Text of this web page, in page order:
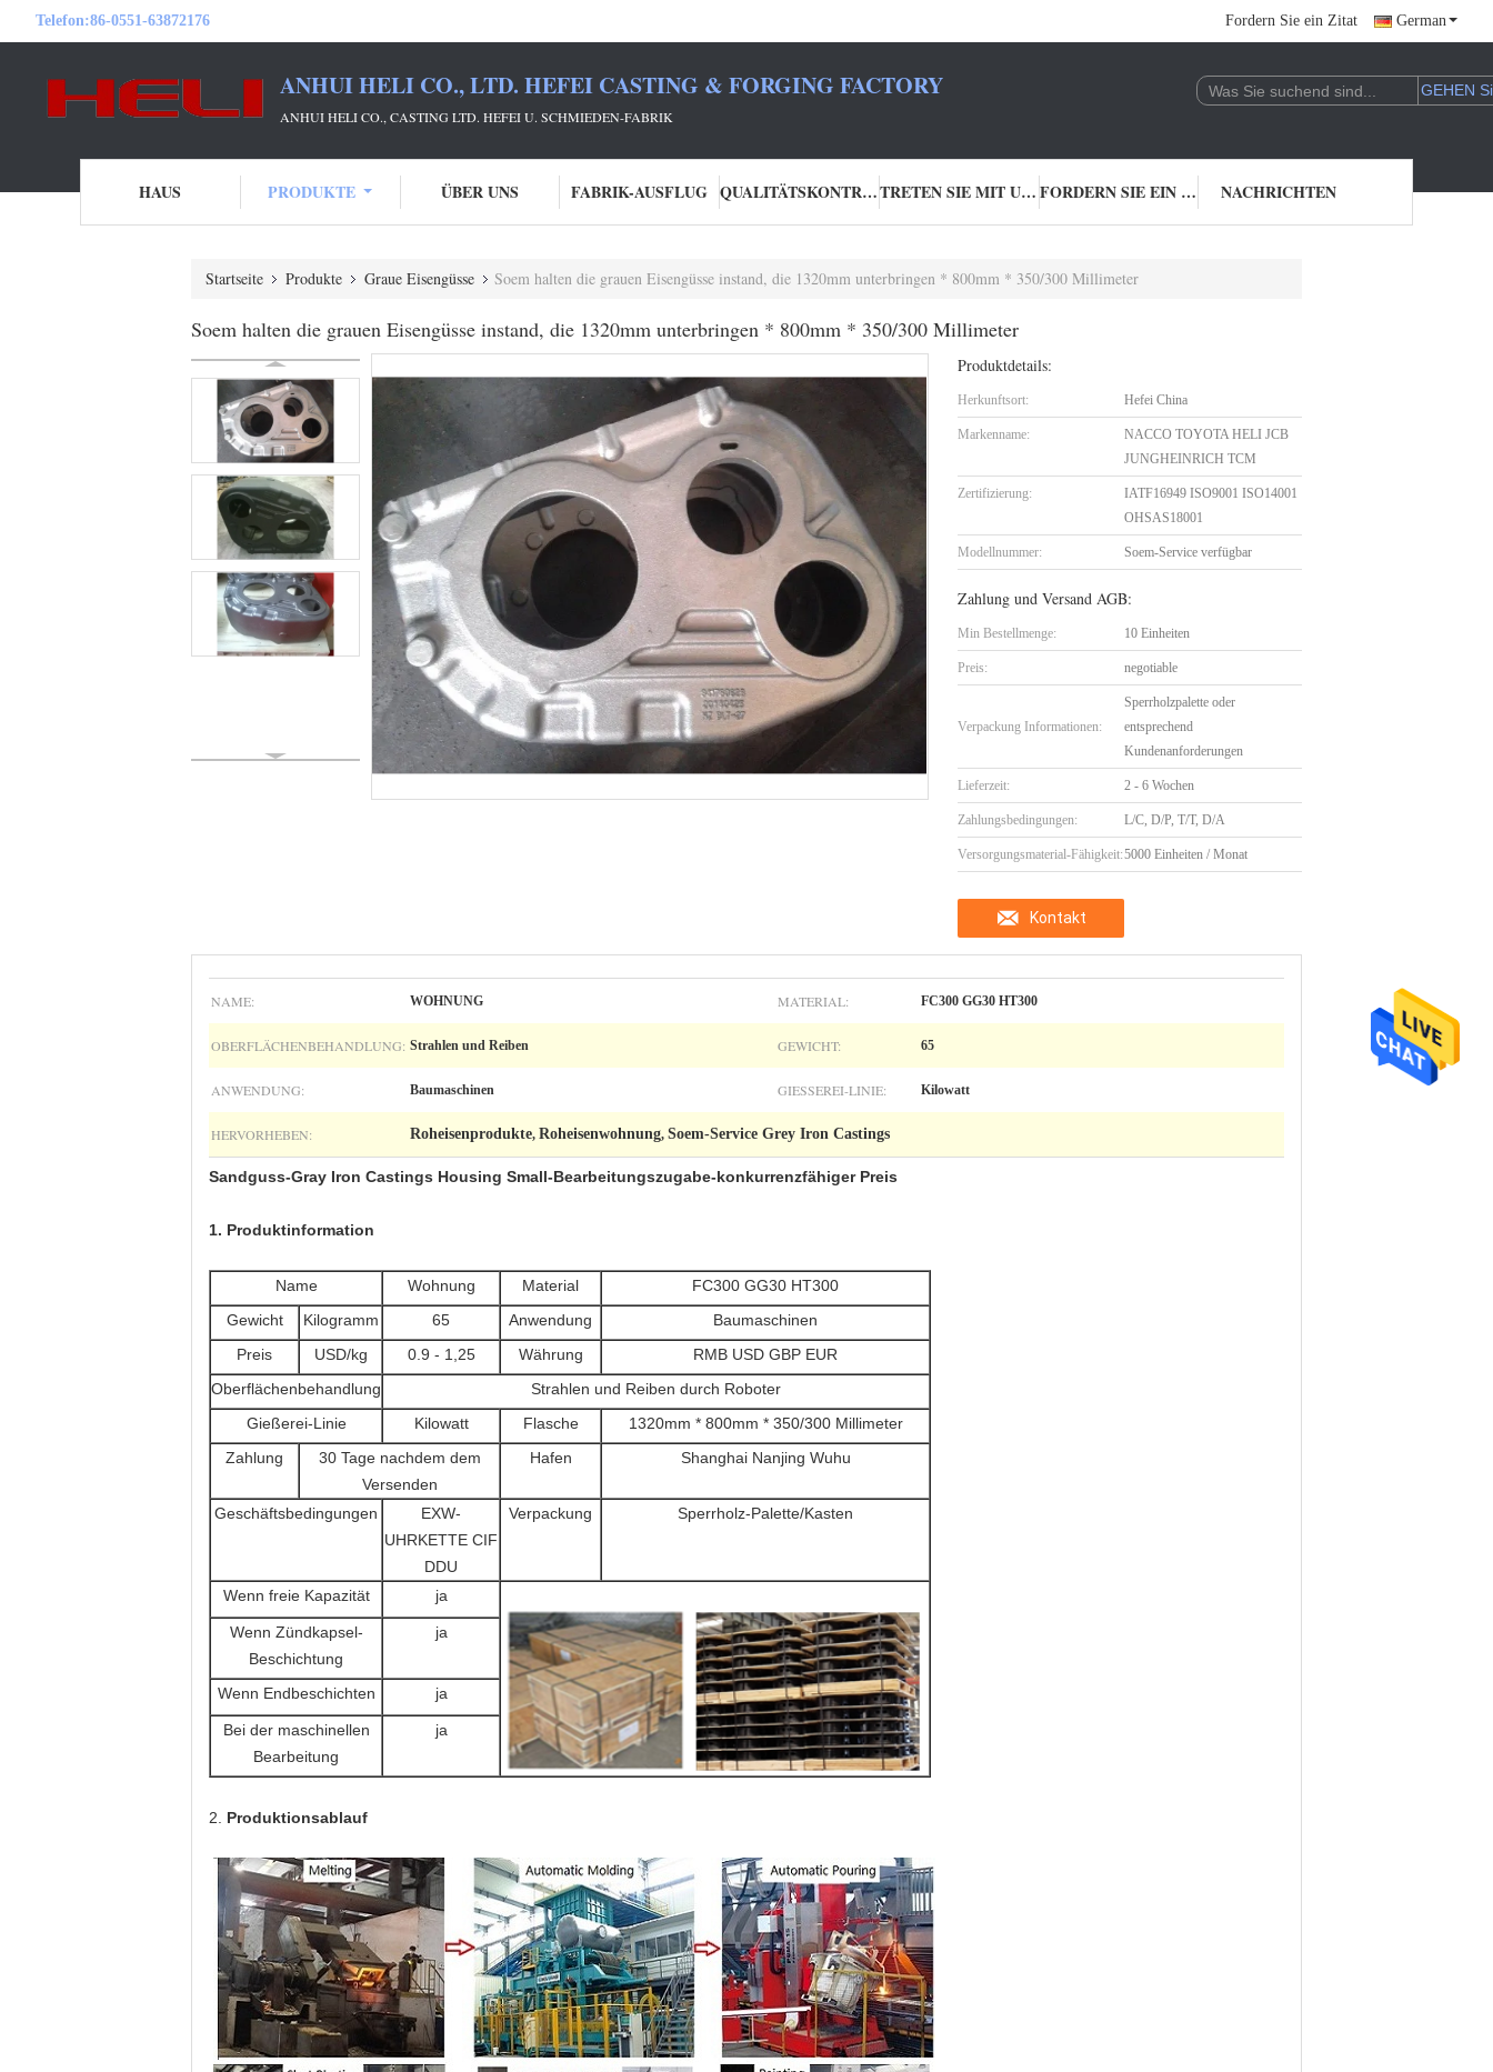
Telefon:86-0551-63872176 Fordern Sie ein Zitat German
ANHUI HELI CO., LTD. HEFEI CASTING & FORGING FACTORY
ANHUI HELI CO., CASTING LTD. HEFEI U. SCHMIEDEN-FABRIK
HAUS PRODUKTE ÜBER UNS FABRIK-AUSFLUG QUALITÄTSKONTROLLE TRETEN SIE MIT UNS IN VERBINDUNG FORDERN SIE EIN ZITAT NACHRICHTEN
Startseite Produkte Graue Eisengüsse Soem halten die grauen Eisengüsse instand, die 1320mm unterbringen * 800mm * 350/300 Millimeter
Soem halten die grauen Eisengüsse instand, die 1320mm unterbringen * 800mm * 350/300 Millimeter
Produktdetails:
Herkunftsort: Hefei China
Markenname:
NACCO TOYOTA HELI JCB
JUNGHEINRICH TCM
Zertifizierung:
IATF16949 ISO9001 ISO14001
OHSAS18001
Modellnummer: Soem-Service verfügbar
Zahlung und Versand AGB:
Min Bestellmenge: 10 Einheiten
Preis: negotiable
Verpackung Informationen:
Sperrholzpalette oder
entsprechend
Kundenanforderungen
Lieferzeit: 2 - 6 Wochen
Zahlungsbedingungen: L/C, D/P, T/T, D/A
Versorgungsmaterial-Fähigkeit:5000 Einheiten / Monat
Kontakt
NAME: WOHNUNG MATERIAL: FC300 GG30 HT300
OBERFLÄCHENBEHANDLUNG: Strahlen und Reiben GEWICHT: 65
ANWENDUNG: Baumaschinen GIESSEREI-LINIE: Kilowatt
HERVORHEBEN: Roheisenprodukte, Roheisenwohnung, Soem-Service Grey Iron Castings
Sandguss-Gray Iron Castings Housing Small-Bearbeitungszugabe-konkurrenzfähiger Preis
1. Produktinformation
Name Wohnung Material
FC300 GG30 HT300
Gewicht
Kilogramm 65 Anwendung
Baumaschinen
Preis
USD/kg 0.9 - 1,25 Währung
RMB USD GBP EUR
Oberflächenbehandlung
Strahlen und Reiben durch Roboter
Gießerei-Linie
Kilowatt Flasche
1320mm * 800mm * 350/300 Millimeter
Zahlung
30 Tage nachdem dem
Versenden
Hafen Shanghai Nanjing Wuhu
Geschäftsbedingungen
EXW-
UHRKETTE CIF
DDU
Verpackung Sperrholz-Palette/Kasten
Wenn freie Kapazität ja
Wenn Zündkapsel-
Beschichtung
ja
Wenn Endbeschichten ja
Bei der maschinellen
Bearbeitung
ja
2. Produktionsablauf